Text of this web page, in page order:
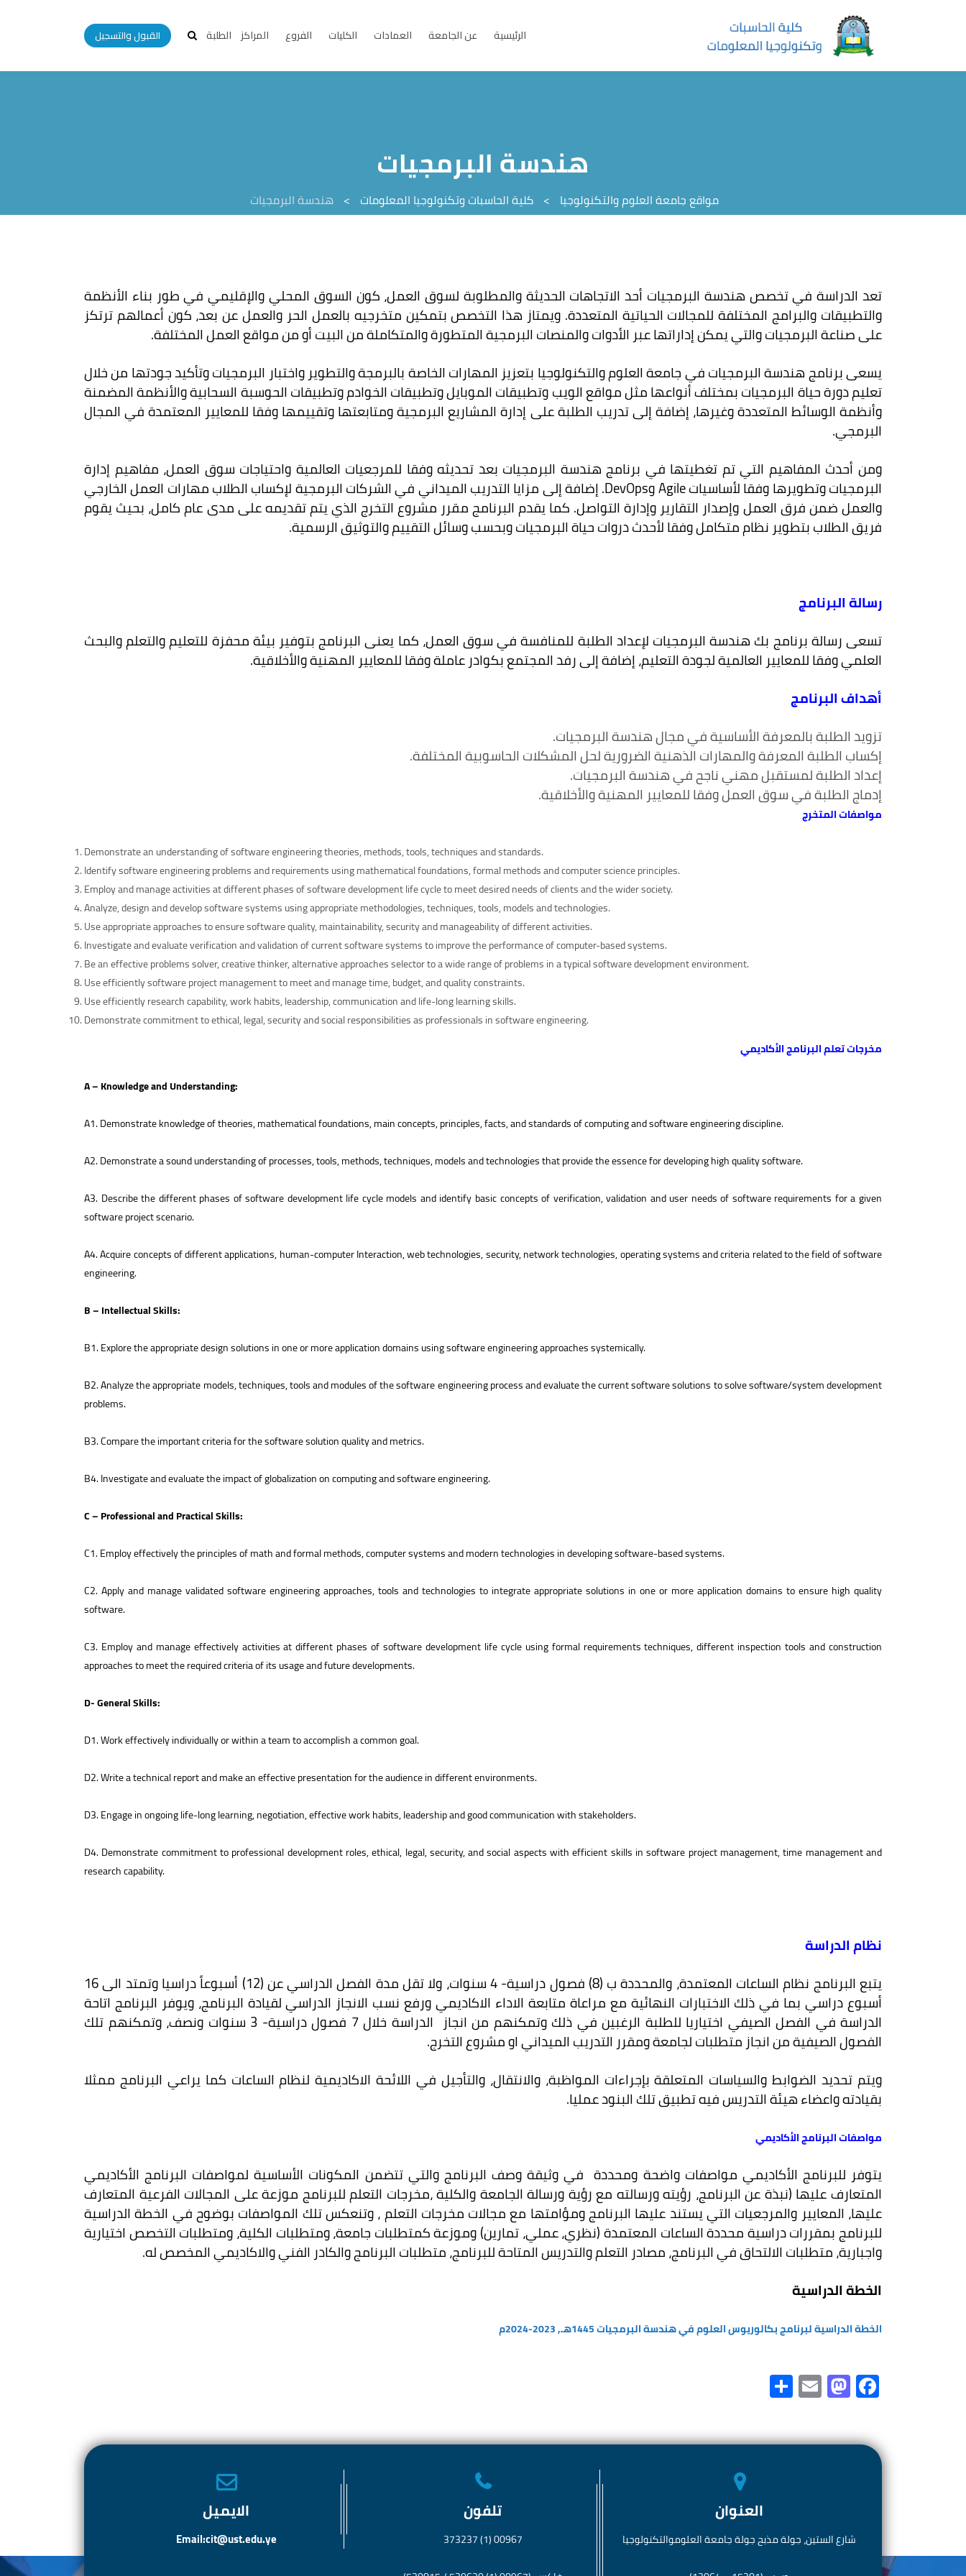
الرئيسية عن الجامعة العمادات الكليات الفروع المراكز الطلبة القبول والتسجيل
هندسة البرمجيات
مواقع جامعة العلوم والتكنولوجيا > كلية الحاسبات وتكنولوجيا المعلومات > هندسة البرمجيات
تعد الدراسة في تخصص هندسة البرمجيات أحد الاتجاهات الحديثة والمطلوبة لسوق العمل، كون السوق المحلي والإقليمي في طور بناء الأنظمة
والتطبيقات والبرامج المختلفة للمجالات الحياتية المتعددة. ويمتاز هذا التخصص بتمكين متخرجيه بالعمل الحر والعمل عن بعد، كون أعمالهم ترتكز
على صناعة البرمجيات والتي يمكن إداراتها عبر الأدوات والمنصات البرمجية المتطورة والمتكاملة من البيت أو من مواقع العمل المختلفة.
يسعى برنامج هندسة البرمجيات في جامعة العلوم والتكنولوجيا بتعزيز المهارات الخاصة بالبرمجة والتطوير واختبار البرمجيات وتأكيد جودتها من خلال
تعليم دورة حياة البرمجيات بمختلف أنواعها مثل مواقع الويب وتطبيقات الموبايل وتطبيقات الخوادم وتطبيقات الحوسبة السحابية والأنظمة المضمنة
وأنظمة الوسائط المتعددة وغيرها، إضافة إلى تدريب الطلبة على إدارة المشاريع البرمجية ومتابعتها وتقييمها وفقا للمعايير المعتمدة في المجال
البرمجي.
ومن أحدث المفاهيم التي تم تغطيتها في برنامج هندسة البرمجيات بعد تحديثه وفقا للمرجعيات العالمية واحتياجات سوق العمل، مفاهيم إدارة
البرمجيات وتطويرها وفقا لأساسيات Agile وDevOps. إضافة إلى مزايا التدريب الميداني في الشركات البرمجية لإكساب الطلاب مهارات العمل الخارجي
والعمل ضمن فرق العمل وإصدار التقارير وإدارة التواصل. كما يقدم البرنامج مقرر مشروع التخرج الذي يتم تقديمه على مدى عام كامل، بحيث يقوم
فريق الطلاب بتطوير نظام متكامل وفقا لأحدث دروات حياة البرمجيات وبحسب وسائل التقييم والتوثيق الرسمية.
رسالة البرنامج
تسعى رسالة برنامج بك هندسة البرمجيات لإعداد الطلبة للمنافسة في سوق العمل، كما يعنى البرنامج بتوفير بيئة محفزة للتعليم والتعلم والبحث
العلمي وفقا للمعايير العالمية لجودة التعليم، إضافة إلى رفد المجتمع بكوادر عاملة وفقا للمعايير المهنية والأخلاقية.
أهداف البرنامج
تزويد الطلبة بالمعرفة الأساسية في مجال هندسة البرمجيات.
إكساب الطلبة المعرفة والمهارات الذهنية الضرورية لحل المشكلات الحاسوبية المختلفة.
إعداد الطلبة لمستقبل مهني ناجح في هندسة البرمجيات.
إدماج الطلبة في سوق العمل وفقا للمعايير المهنية والأخلاقية.
مواصفات المتخرج
Demonstrate an understanding of software engineering theories, methods, tools, techniques and standards.
Identify software engineering problems and requirements using mathematical foundations, formal methods and computer science principles.
Employ and manage activities at different phases of software development life cycle to meet desired needs of clients and the wider society.
Analyze, design and develop software systems using appropriate methodologies, techniques, tools, models and technologies.
Use appropriate approaches to ensure software quality, maintainability, security and manageability of different activities.
Investigate and evaluate verification and validation of current software systems to improve the performance of computer-based systems.
Be an effective problems solver, creative thinker, alternative approaches selector to a wide range of problems in a typical software development environment.
Use efficiently software project management to meet and manage time, budget, and quality constraints.
Use efficiently research capability, work habits, leadership, communication and life-long learning skills.
Demonstrate commitment to ethical, legal, security and social responsibilities as professionals in software engineering.
مخرجات تعلم البرنامج الأكاديمي
A – Knowledge and Understanding:
A1. Demonstrate knowledge of theories, mathematical foundations, main concepts, principles, facts, and standards of computing and software engineering discipline.
A2. Demonstrate a sound understanding of processes, tools, methods, techniques, models and technologies that provide the essence for developing high quality software.
A3. Describe the different phases of software development life cycle models and identify basic concepts of verification, validation and user needs of software requirements for a given
software project scenario.
A4. Acquire concepts of different applications, human-computer Interaction, web technologies, security, network technologies, operating systems and criteria related to the field of software
engineering.
B – Intellectual Skills:
B1. Explore the appropriate design solutions in one or more application domains using software engineering approaches systemically.
B2. Analyze the appropriate models, techniques, tools and modules of the software engineering process and evaluate the current software solutions to solve software/system development
problems.
B3. Compare the important criteria for the software solution quality and metrics.
B4. Investigate and evaluate the impact of globalization on computing and software engineering.
C – Professional and Practical Skills:
C1. Employ effectively the principles of math and formal methods, computer systems and modern technologies in developing software-based systems.
C2. Apply and manage validated software engineering approaches, tools and technologies to integrate appropriate solutions in one or more application domains to ensure high quality
software.
C3. Employ and manage effectively activities at different phases of software development life cycle using formal requirements techniques, different inspection tools and construction
approaches to meet the required criteria of its usage and future developments.
D- General Skills:
D1. Work effectively individually or within a team to accomplish a common goal.
D2. Write a technical report and make an effective presentation for the audience in different environments.
D3. Engage in ongoing life-long learning, negotiation, effective work habits, leadership and good communication with stakeholders.
D4. Demonstrate commitment to professional development roles, ethical, legal, security, and social aspects with efficient skills in software project management, time management and
research capability.
نظام الدراسة
يتبع البرنامج نظام الساعات المعتمدة، والمحددة ب (8) فصول دراسية- 4 سنوات، ولا تقل مدة الفصل الدراسي عن (12) أسبوعاً دراسيا وتمتد الى 16
أسبوع دراسي بما في ذلك الاختبارات النهائية مع مراعاة متابعة الاداء الاكاديمي ورفع نسب الانجاز الدراسي لقيادة البرنامج، ويوفر البرنامج اتاحة
الدراسة في الفصل الصيفي اختياريا للطلبة الرغبين في ذلك وتمكنهم من انجاز الدراسة خلال 7 فصول دراسية- 3 سنوات ونصف، وتمكنهم تلك
الفصول الصيفية من انجاز متطلبات لجامعة ومقرر التدريب الميداني او مشروع التخرج.
ويتم تحديد الضوابط والسياسات المتعلقة بإجراءات المواظبة، والانتقال، والتأجيل في اللائحة الاكاديمية لنظام الساعات كما يراعي البرنامج ممثلا
بقيادته واعضاء هيئة التدريس فيه تطبيق تلك البنود عمليا.
مواصفات البرنامج الأكاديمي
يتوفر للبرنامج الأكاديمي مواصفات واضحة ومحددة في وثيقة وصف البرنامج والتي تتضمن المكونات الأساسية لمواصفات البرنامج الأكاديمي
المتعارف عليها (نبذة عن البرنامج، رؤيته ورسالته مع رؤية ورسالة الجامعة والكلية ،مخرجات التعلم للبرنامج موزعة على المجالات الفرعية المتعارف
عليها، المعايير والمرجعيات التي يستند عليها البرنامج ومؤامتها مع مجالات مخرجات التعلم ، وتنعكس تلك المواصفات بوضوح في الخطة الدراسية
للبرنامج بمقررات دراسية محددة الساعات المعتمدة (نظري، عملي، تمارين) وموزعة كمتطلبات جامعة، ومتطلبات الكلية، ومتطلبات التخصص اختيارية
واجبارية، متطلبات الالتحاق في البرنامج، مصادر التعلم والتدريس المتاحة للبرنامج، متطلبات البرنامج والكادر الفني والاكاديمي المخصص له.
الخطة الدراسية
الخطة الدراسية لبرنامج بكالوريوس العلوم في هندسة البرمجيات 1445هـ, 2023-2024م
Fa
ce
b
o
M
as
to
d
E
m
ail
ar
e
العنوان
شارع الستين، جولة مذبح جولة جامعة العلوموالتكنولوجيا
تلفون
00967 (1) 373237
الايميل
Email:cit@ust.edu.ye